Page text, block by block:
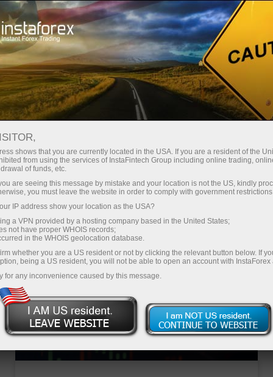
تجارتی شرائط IFXGear
ویب ٹریڈنگ پلیٹ فارم -
آن لائن فاریکس ٹریڈ
کریں | InstaForex
انسٹا فاریکس کا ہر کلائنٹ ایک تجارتی
پلیٹ فارم کا انتخاب کرنے کے لئے آزاد
ہے جو اس کی عالمی مالیاتی مارکیٹس میں
تجارت کرنے کے لئے ضروریات پر پورا
اترتا ہے۔ آج کمپنی کئی طرح کے مشہور
ہر تجارتی پلیٹ فارم کا مقصد انفرادی
ضروریات کو پورا کرنا ہے۔ ذیل میں آپ کو
معلوم ہوگا کہ کون سا پلیٹ فارم بہترین
خاص تجارتی مقاصد کے مطابق ہے۔
shows that you are currently located in the USA. If you are a resident of the
from using the services of InstaFintech Group including online trading,
of funds, etc.
are seeing this message by mistake and your location is not the US, kindly
you must leave the website in order to comply with government
IP address show your location as the USA?
a VPN provided by a hosting company based in the United States;
not have proper WHOIS records;
in the WHOIS geolocation database.
whether you are a US resident or not by clicking the relevant button below. If
being a US resident, you will not be able to open an account with InstaForex
for any inconvenience caused by this message.